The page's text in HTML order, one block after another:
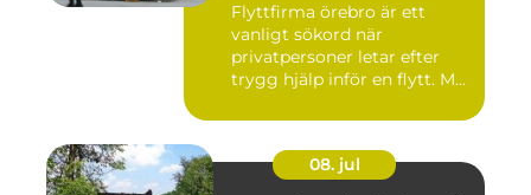
Flyttfirma örebro är ett
vanligt sökord när
privatpersoner letar efter
trygg hjälp inför en flytt. M...
08. jul